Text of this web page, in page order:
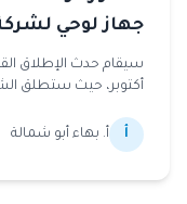
جهاز لوحي
الإطلاق
أكتوبر، حيث ستطلق
أ أ. بهاء أبو شمالة